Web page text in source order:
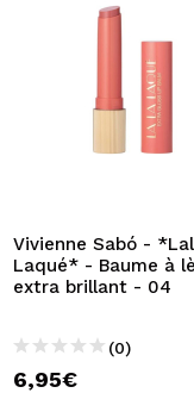
Vivienne Sabó -
Laqué* - Baume à
extra brillant - 04
(0)
6,95€